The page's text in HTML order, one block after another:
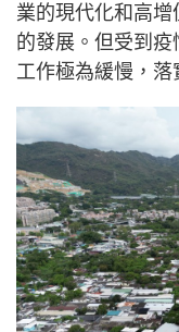
業的現代化和高
的發展。但受到
工作極為緩慢，落